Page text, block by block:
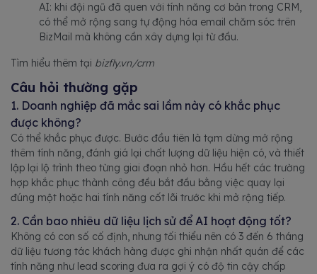
AI: khi đội ngũ đã quen với tính năng cơ bản trong CRM,
có thể mở rộng sang tự động hóa email chăm sóc trên
BizMail mà không cần xây dựng lại từ đầu.
Tìm hiểu thêm tại bizfly.vn/crm
Câu hỏi thường gặp
1. Doanh nghiệp đã mắc sai lầm này có khắc phục
được không?
Có thể khắc phục được. Bước đầu tiên là tạm dừng mở rộng
thêm tính năng, đánh giá lại chất lượng dữ liệu hiện có, và thiết
lập lại lộ trình theo từng giai đoạn nhỏ hơn. Hầu hết các trường
hợp khắc phục thành công đều bắt đầu bằng việc quay lại
đúng một hoặc hai tính năng cốt lõi trước khi mở rộng tiếp.
2. Cần bao nhiêu dữ liệu lịch sử để AI hoạt động tốt?
Không có con số cố định, nhưng tối thiểu nên có 3 đến 6 tháng
dữ liệu tương tác khách hàng được ghi nhận nhất quán để các
tính năng như lead scoring đưa ra gợi ý có độ tin cậy chấp